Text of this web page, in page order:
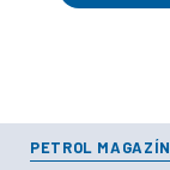
PETROL MAGAZÍN